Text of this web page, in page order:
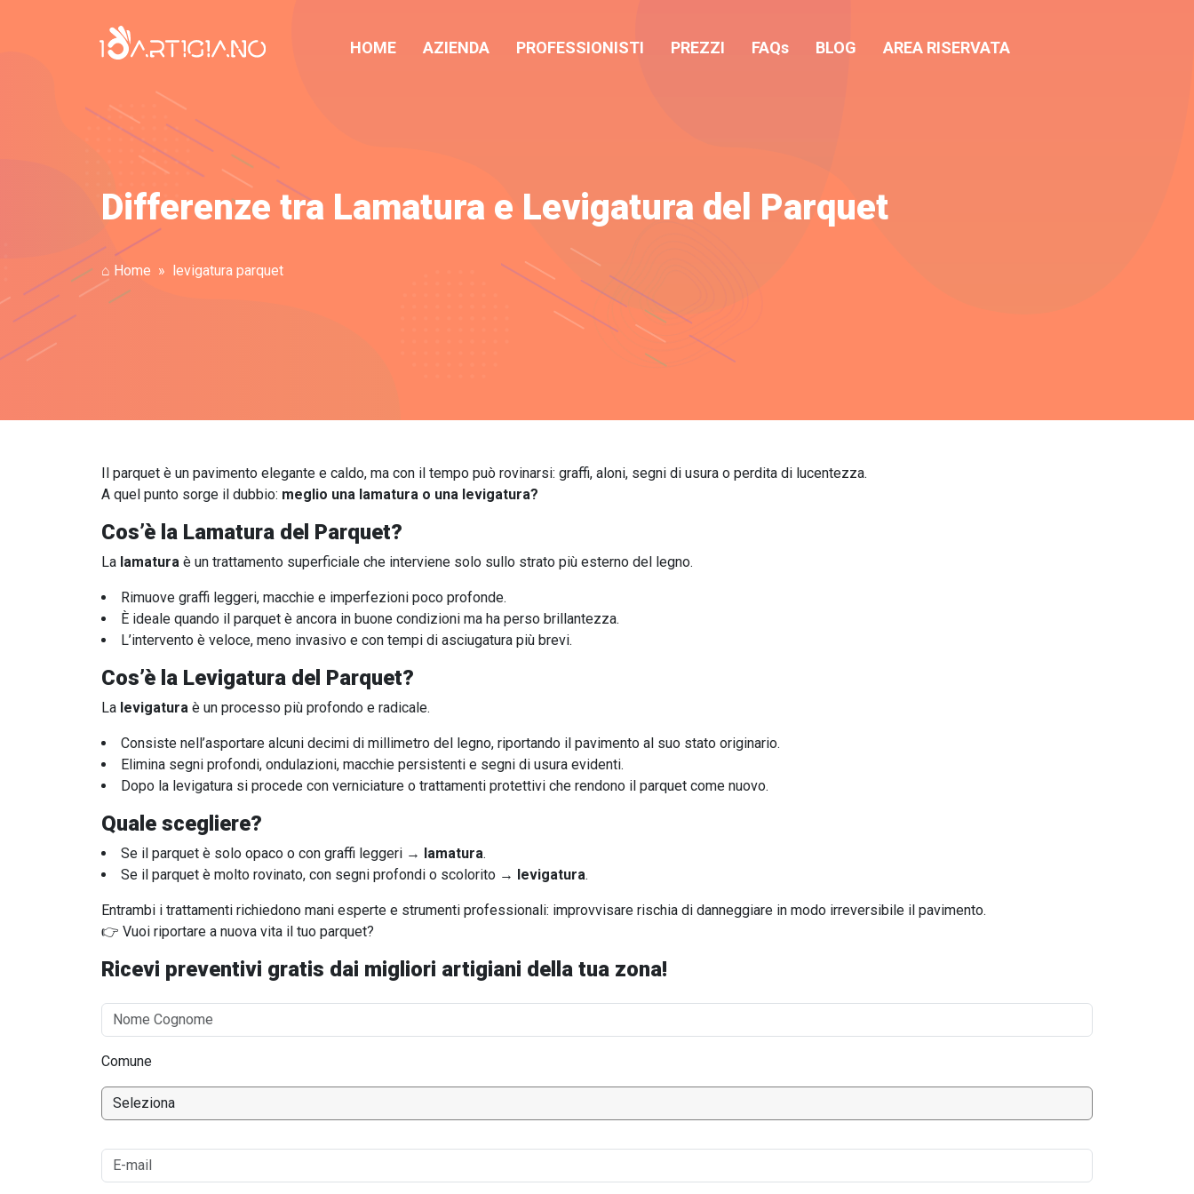
HOME AZIENDA PROFESSIONISTI PREZZI FAQs BLOG AREA RISERVATA
Differenze tra Lamatura e Levigatura del Parquet
⌂ Home levigatura parquet
Il parquet è un pavimento elegante e caldo, ma con il tempo può rovinarsi: graffi, aloni, segni di usura o perdita di lucentezza.
A quel punto sorge il dubbio: meglio una lamatura o una levigatura?
Cos’è la Lamatura del Parquet?
La lamatura è un trattamento superficiale che interviene solo sullo strato più esterno del legno.
Rimuove graffi leggeri, macchie e imperfezioni poco profonde.
È ideale quando il parquet è ancora in buone condizioni ma ha perso brillantezza.
L’intervento è veloce, meno invasivo e con tempi di asciugatura più brevi.
Cos’è la Levigatura del Parquet?
La levigatura è un processo più profondo e radicale.
Consiste nell’asportare alcuni decimi di millimetro del legno, riportando il pavimento al suo stato originario.
Elimina segni profondi, ondulazioni, macchie persistenti e segni di usura evidenti.
Dopo la levigatura si procede con verniciature o trattamenti protettivi che rendono il parquet come nuovo.
Quale scegliere?
Se il parquet è solo opaco o con graffi leggeri → lamatura.
Se il parquet è molto rovinato, con segni profondi o scolorito → levigatura.
Entrambi i trattamenti richiedono mani esperte e strumenti professionali: improvvisare rischia di danneggiare in modo irreversibile il pavimento.
👉 Vuoi riportare a nuova vita il tuo parquet?
Ricevi preventivi gratis dai migliori artigiani della tua zona!
Comune